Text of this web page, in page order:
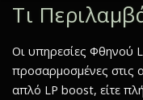
Τι
Οι υπηρεσίες Φθηνού
προσαρμοσμένες στις
απλό LP boost, είτε